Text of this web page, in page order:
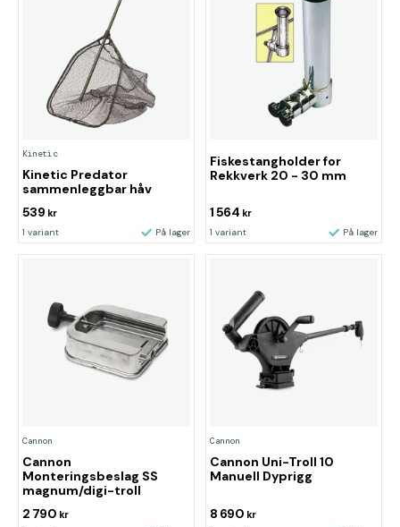
Kinetic
Kinetic Predator
sammenleggbar håv
539 kr
1 variant På lager
Fiskestangholder for
Rekkverk 20 - 30 mm
1 564 kr
1 variant På lager
Cannon
Cannon
Monteringsbeslag SS
magnum/digi-troll
2 790 kr
Cannon
Cannon Uni-Troll 10
Manuell Dyprigg
8 690 kr